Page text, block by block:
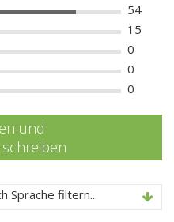
54
15
0
0
0
und
Sprache filtern...